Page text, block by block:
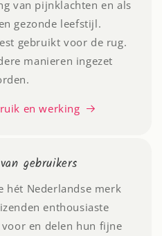
van pijnklachten en als
gezonde leefstijl.
gebruikt voor de rug.
manieren ingezet
en werking
gebruikers
hét Nederlandse merk
enthousiaste
en delen hun fijne